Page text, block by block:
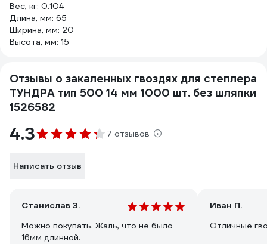
Вес, кг: 0.104
Длина, мм: 65
Ширина, мм: 20
Высота, мм: 15
Отзывы о закаленных гвоздях для степлера
ТУНДРА тип 500 14 мм 1000 шт. без шляпки
1526582
4.3 7 отзывов
Написать отзыв
Станислав З.
Можно покупать. Жаль, что не было
16мм длинной.
Иван П.
Отличные